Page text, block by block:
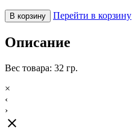
В корзину Перейти в корзину
Описание
Вес товара: 32 гр.
×
‹
›
close